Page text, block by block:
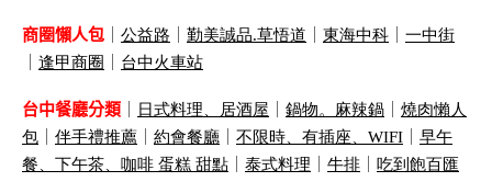
商圈懶人包 公益路 勤美誠品.草悟道 東海中科
一中街
逢甲商圈 台中火車站
台中餐廳分類 日式料理、居酒屋 鍋物。麻辣鍋
燒肉懶人
包
伴手禮推薦 約會餐廳 不限時、有插座、 WIFI
早午
餐、下午茶、咖啡 蛋糕 甜點
泰式料理 牛排 吃到飽百匯